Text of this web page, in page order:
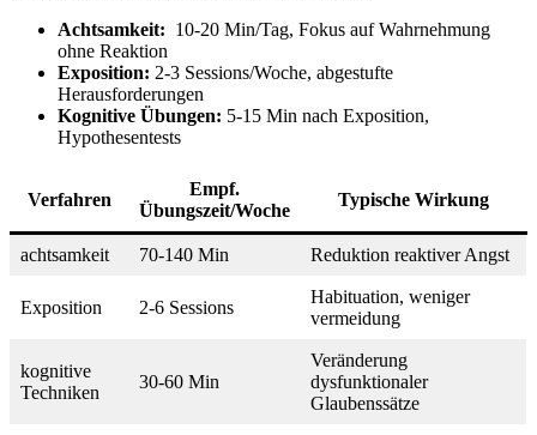
Achtsamkeit: ​ 10-20 Min/Tag, Fokus⁣ auf Wahrnehmung
ohne Reaktion
Exposition: 2-3 Sessions/Woche, abgestufte
Herausforderungen
Kognitive Übungen: 5-15 Min ⁢nach Exposition,
Hypothesentests
Verfahren
Empf.
Übungszeit/Woche
Typische Wirkung
achtsamkeit 70-140 Min Reduktion​ reaktiver Angst
Exposition 2-6 Sessions
Habituation, weniger
vermeidung
kognitive
Techniken
30-60 Min
Veränderung
dysfunktionaler
Glaubenssätze